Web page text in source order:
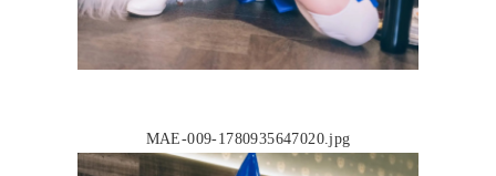
MAE-009-1780935647020.jpg